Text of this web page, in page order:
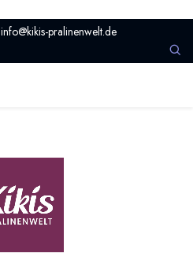
info@kikis-pralinenwelt.de